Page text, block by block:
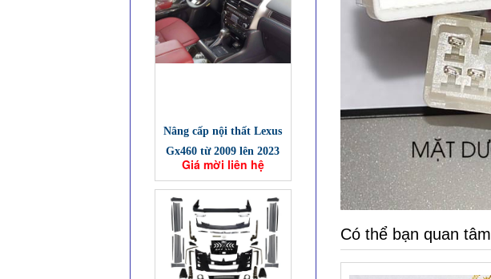
Nâng cấp nội thất Lexus
Gx460 từ 2009 lên 2023
Giá mời liên hệ
Có thể bạn quan tâm